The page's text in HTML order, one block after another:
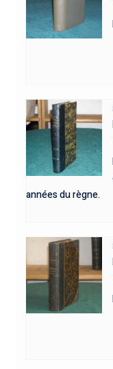
années du règne.